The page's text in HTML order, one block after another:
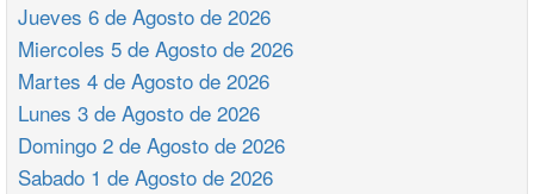
Jueves 6 de Agosto de 2026
Miercoles 5 de Agosto de 2026
Martes 4 de Agosto de 2026
Lunes 3 de Agosto de 2026
Domingo 2 de Agosto de 2026
Sabado 1 de Agosto de 2026